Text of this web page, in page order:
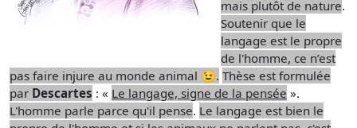
mais plutôt de nature.
Soutenir que le
langage est le propre
de l'homme, ce n’est
pas faire injure au monde animal 😉. Thèse est formulée
par Descartes : « Le langage, signe de la pensée ».
L'homme parle parce qu'il pense. Le langage est bien le